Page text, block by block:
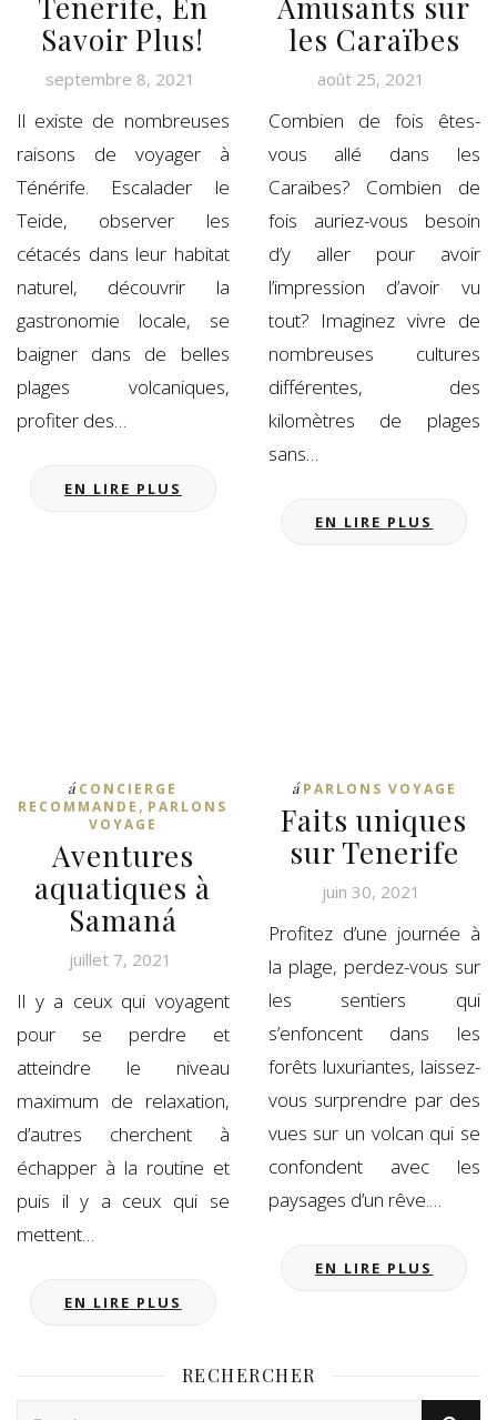
Savoir Plus!
septembre 8, 2021
Il existe de nombreuses
raisons de voyager à
Ténérife. Escalader le
Teide, observer les
cétacés dans leur habitat
naturel, découvrir la
gastronomie locale, se
baigner dans de belles
plages volcaniques,
profiter des…
EN LIRE PLUS
les Caraïbes
août 25, 2021
Combien de fois êtes-
vous allé dans les
Caraïbes? Combien de
fois auriez-vous besoin
d’y aller pour avoir
l’impression d’avoir vu
tout? Imaginez vivre de
nombreuses cultures
différentes, des
kilomètres de plages
sans…
EN LIRE PLUS
á CONCIERGE
RECOMMANDE , PARLONS
VOYAGE
Aventures
aquatiques à
Samaná
juillet 7, 2021
Il y a ceux qui voyagent
pour se perdre et
atteindre le niveau
maximum de relaxation,
d’autres cherchent à
échapper à la routine et
puis il y a ceux qui se
mettent…
EN LIRE PLUS
á PARLONS VOYAGE
Faits uniques
sur Tenerife
juin 30, 2021
Profitez d’une journée à
la plage, perdez-vous sur
les sentiers qui
s’enfoncent dans les
forêts luxuriantes, laissez-
vous surprendre par des
vues sur un volcan qui se
confondent avec les
paysages d’un rêve.…
EN LIRE PLUS
RECHERCHER